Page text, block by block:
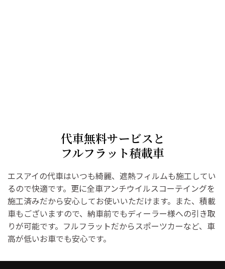
代車無料サービスと
フルフラット積載車
エスアイの代車はいつも綺麗、遮熱フィルムも施工してい
るので快適です。更に全車アンチウイルスコーテイングを
施工済みだから安心してお使いいただけます。また、積載
車もございますので、納車前でもディーラー様への引き取
りが可能です。フルフラットだからスポーツカーなど、車
高が低いお車でも安心です。